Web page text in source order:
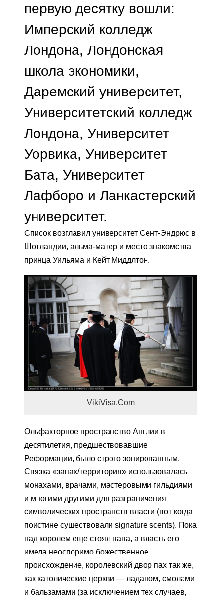
первую десятку вошли:
Имперский колледж
Лондона, Лондонская
школа экономики,
Даремский университет,
Университетский колледж
Лондона, Университет
Уорвика, Университет
Бата, Университет
Лафборо и Ланкастерский
университет.
Список возглавил университет Сент-Эндрюс в
Шотландии, альма-матер и место знакомства
принца Уильяма и Кейт Миддлтон.
VikiVisa.Com
Ольфакторное пространство Англии в
десятилетия, предшествовавшие
Реформации, было строго зонированным.
Связка «запах/территория» использовалась
монахами, врачами, мастеровыми гильдиями
и многими другими для разграничения
символических пространств власти (вот когда
поистине существовали signature scents). Пока
над королем еще стоял папа, а власть его
имела неоспоримо божественное
происхождение, королевский двор пах так же,
как католические церкви — ладаном, смолами
и бальзамами (за исключением тех случаев,